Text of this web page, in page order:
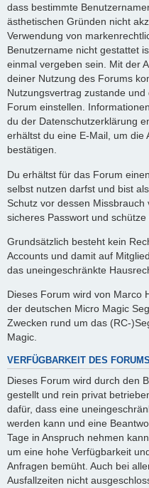
dass bestimmte
ästhetischen Gründen nicht
Verwendung von
Benutzername nicht gestattet
einmal vergeben sein. Mit der
deiner Nutzung des Forums
Nutzungsvertrag zustande
Forum einstellen.
du der Datenschutzerklärung
erhältst du eine E-Mail, um die
bestätigen.
Du erhältst für das Forum
selbst nutzen darfst und bist
Schutz vor dessen
sicheres Passwort und
Grundsätzlich besteht kein
Accounts und damit auf
das uneingeschränkte
Dieses Forum wird von Marco
der deutschen Micro Magic
Zwecken rund um das (RC-
Magic.
VERFÜGBARKEIT DES FORUMS
Dieses Forum wird durch den
gestellt und rein privat
dafür, dass eine
werden kann und eine
Tage in Anspruch nehmen
um eine hohe Verfügbarkeit
Anfragen bemüht. Auch bei
Ausfallzeiten nicht